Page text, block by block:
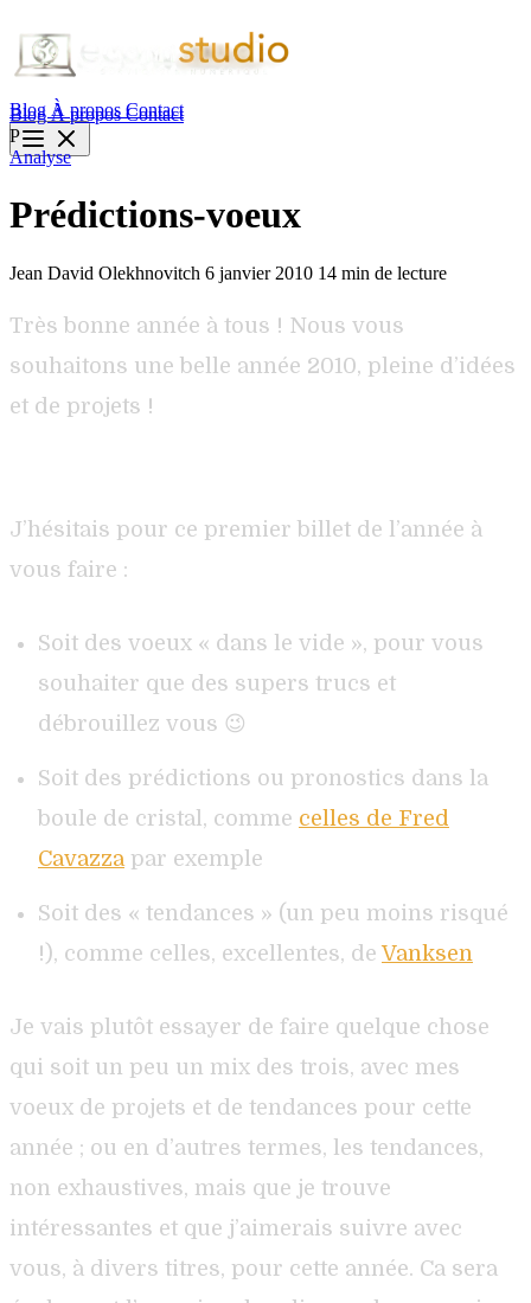
Blog À propos Contact
BlogÀ proposContact
P
Analyse
Prédictions-voeux
Jean David Olekhnovitch 6 janvier 2010 14 min de lecture
Très bonne année à tous ! Nous vous
souhaitons une belle année 2010, pleine d’idées
et de projets !
J’hésitais pour ce premier billet de l’année à
vous faire :
Soit des voeux « dans le vide », pour vous
souhaiter que des supers trucs et
débrouillez vous 😉
Soit des prédictions ou pronostics dans la
boule de cristal, comme celles de Fred
Cavazza par exemple
Soit des « tendances » (un peu moins risqué
!), comme celles, excellentes, deVanksen
Je vais plutôt essayer de faire quelque chose
qui soit un peu un mix des trois, avec mes
voeux de projets et de tendances pour cette
année ; ou en d’autres termes, les tendances,
non exhaustives, mais que je trouve
intéressantes et que j’aimerais suivre avec
vous, à divers titres, pour cette année. Ca sera